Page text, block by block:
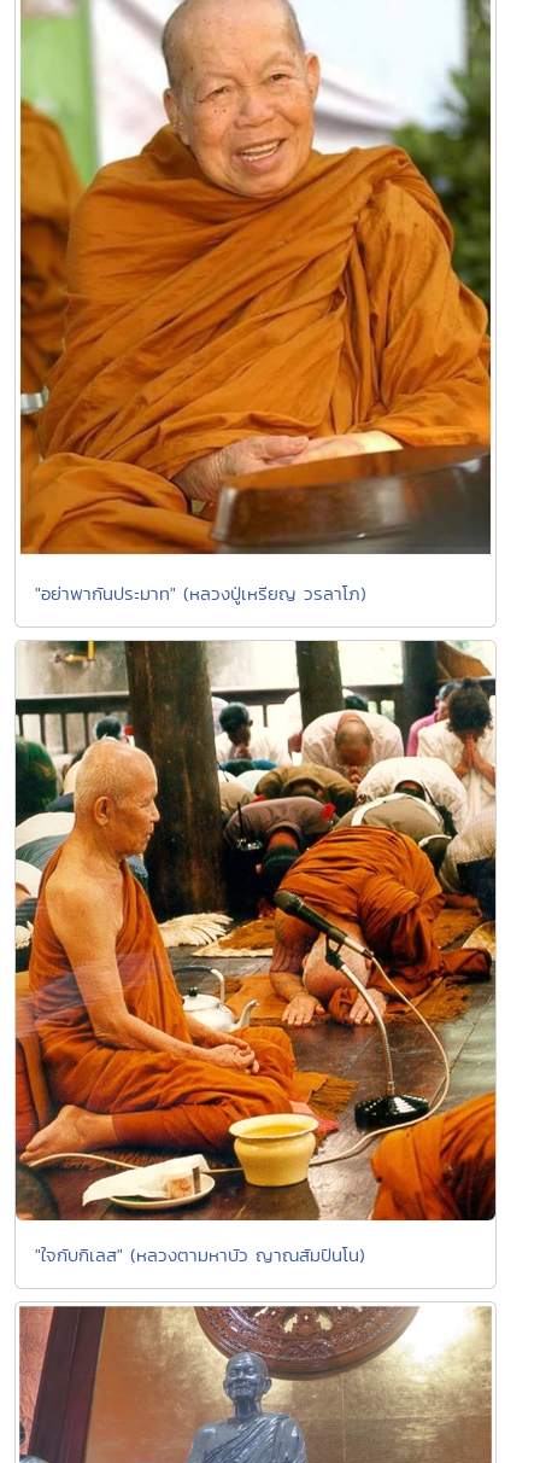
"อย่าพากันประมาท" (หลวงปู่เหรียญ วรลาโภ)
"ใจกับกิเลส" (หลวงตามหาบัว ญาณสัมปันโน)